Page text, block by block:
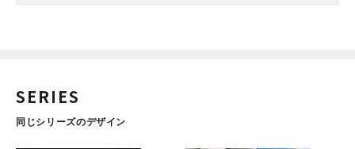
SERIES
同じシリーズのデザイン